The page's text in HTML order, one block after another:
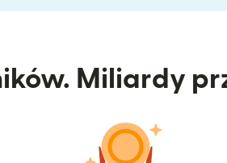
Miliardy